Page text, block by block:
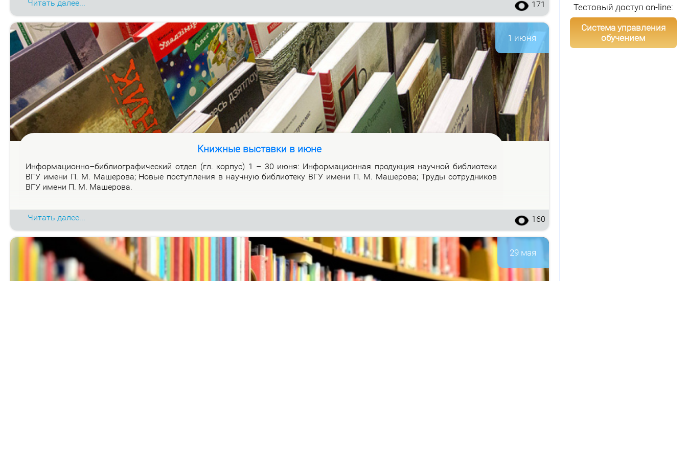
Читать далее... 171
1 июня
Книжные выставки в июне
Ин­фор­ма­ци­он­но–биб­лио­гра­фи­че­ский от­дел (гл. кор­пус) 1 – 30 июня: Ин­фор­ма­ци­он­ная про­дук­ция на­уч­ной биб­лио­те­ки
ВГУ име­ни П. М. Ма­ше­ро­ва; Но­вые по­ступ­ле­ния в на­уч­ную биб­лио­те­ку ВГУ име­ни П. М. Ма­ше­ро­ва; Тру­ды со­труд­ни­ков
ВГУ име­ни П. М. Ма­ше­ро­ва.
Читать далее... 160
29 мая
Тестовый доступ on-line:
Система управления
обучением